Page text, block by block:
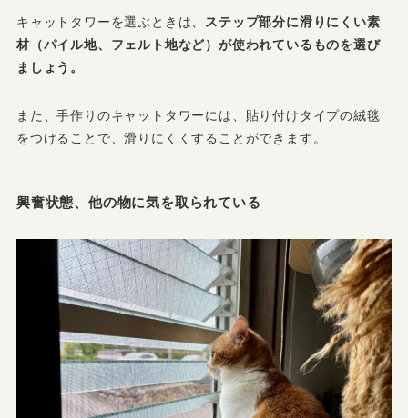
キャットタワーを選ぶときは、 ステップ部分に滑りにくい素
材（パイル地、フェルト地など）が使われているものを選び
ましょう。
また、手作りのキャットタワーには、貼り付けタイプの絨毯
をつけることで、滑りにくくすることができます。
興奮状態、他の物に気を取られている